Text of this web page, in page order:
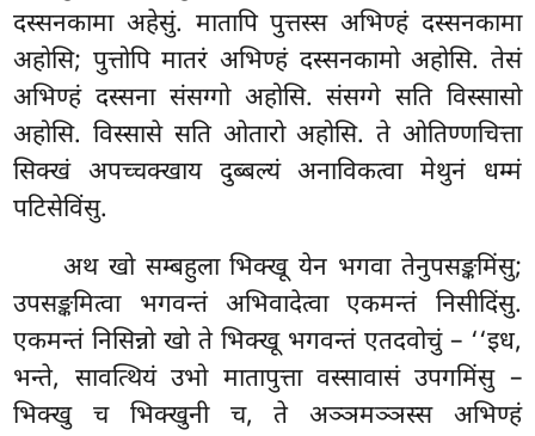
दस्सनकामा अहेसुं. मातापि पुत्तस्स अभिण्हं दस्सनकामा
अहोसि; पुत्तोपि मातरं अभिण्हं दस्सनकामो अहोसि. तेसं
अभिण्हं दस्सना संसग्गो अहोसि. संसग्गे सति विस्सासो
अहोसि. विस्सासे सति ओतारो अहोसि. ते ओतिण्णचित्ता
सिक्खं अपच्चक्खाय दुब्बल्यं अनाविकत्वा मेथुनं धम्मं
पटिसेविंसु.
अथ खो सम्बहुला भिक्खू येन भगवा तेनुपसङ्कमिंसु;
उपसङ्कमित्वा भगवन्तं अभिवादेत्वा एकमन्तं निसीदिंसु.
एकमन्तं निसिन्नो खो ते भिक्खू भगवन्तं एतदवोचुं – ‘‘इध,
भन्ते, सावत्थियं उभो मातापुत्ता वस्सावासं उपगमिंसु –
भिक्खु च भिक्खुनी च, ते अञ्ञमञ्ञस्स अभिण्हं